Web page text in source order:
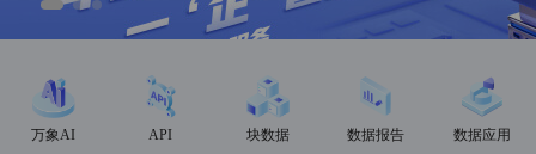
万象AI API 块数据 数据报告 数据应用